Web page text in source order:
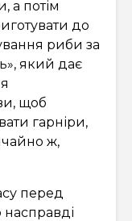
а потім
до
риби за
який дає
щоб
гарніри,
ж,
перед